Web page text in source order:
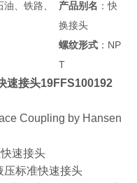
油、铁路、
产品别名 ：快
换接头
螺纹形式：NP
T
速接头19FFS100192
Coupling by Hansen
速接头
压标准快速接头